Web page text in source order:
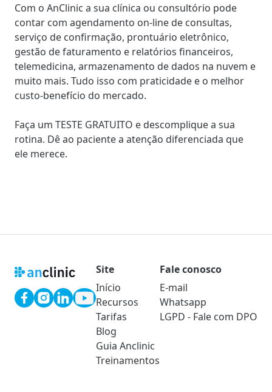
Com o AnClinic a sua clínica ou consultório pode
contar com agendamento on-line de consultas,
serviço de confirmação, prontuário eletrônico,
gestão de faturamento e relatórios financeiros,
telemedicina, armazenamento de dados na nuvem e
muito mais. Tudo isso com praticidade e o melhor
custo-benefício do mercado.
Faça um TESTE GRATUITO e descomplique a sua
rotina. Dê ao paciente a atenção diferenciada que
ele merece.
Site
Início
Recursos
Tarifas
Blog
Guia Anclinic
Treinamentos
Fale conosco
E-mail
Whatsapp
LGPD - Fale com DPO